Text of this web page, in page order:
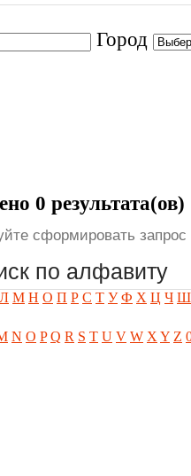
Город
0 результата(ов)
сформировать запрос
по алфавиту
Л М Н О П Р С Т У Ф Х Ц Ч Ш
N O P Q R S T U V W X Y Z